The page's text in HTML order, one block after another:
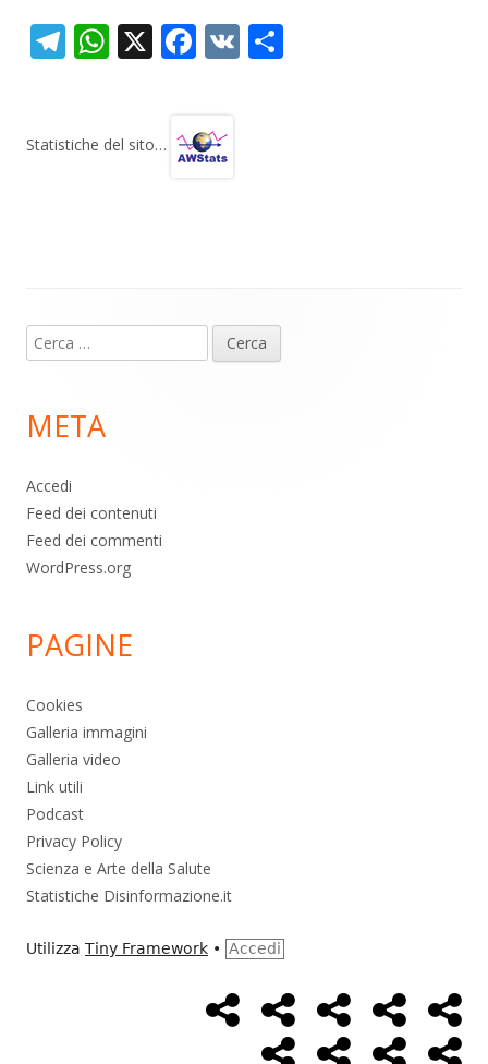
T
gr
W
s
X F
b
V
Statistiche del sito…
piè
pagina
Ricerca
per:
META
Accedi
Feed dei contenuti
Feed dei commenti
WordPress.org
PAGINE
Cookies
Galleria immagini
Galleria video
Link utili
Podcast
Privacy Policy
Scienza e Arte della Salute
Statistiche Disinformazione.it
Utilizza Tiny Framework • Accedi
MenùHome
Page
Alimentazione
AmbienteBambini
Cancro ControlloEconomia